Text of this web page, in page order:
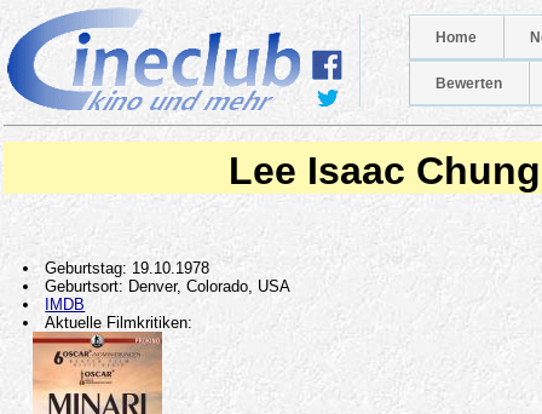
Home
Bewerten
Lee Isaac Chung
Geburtstag: 19.10.1978
Geburtsort: Denver, Colorado, USA
IMDB
Aktuelle Filmkritiken: